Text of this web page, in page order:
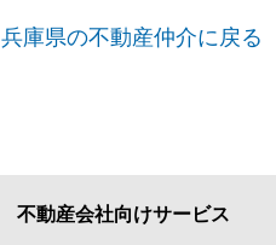
兵庫県の不動産仲介に戻る
不動産会社向けサービス